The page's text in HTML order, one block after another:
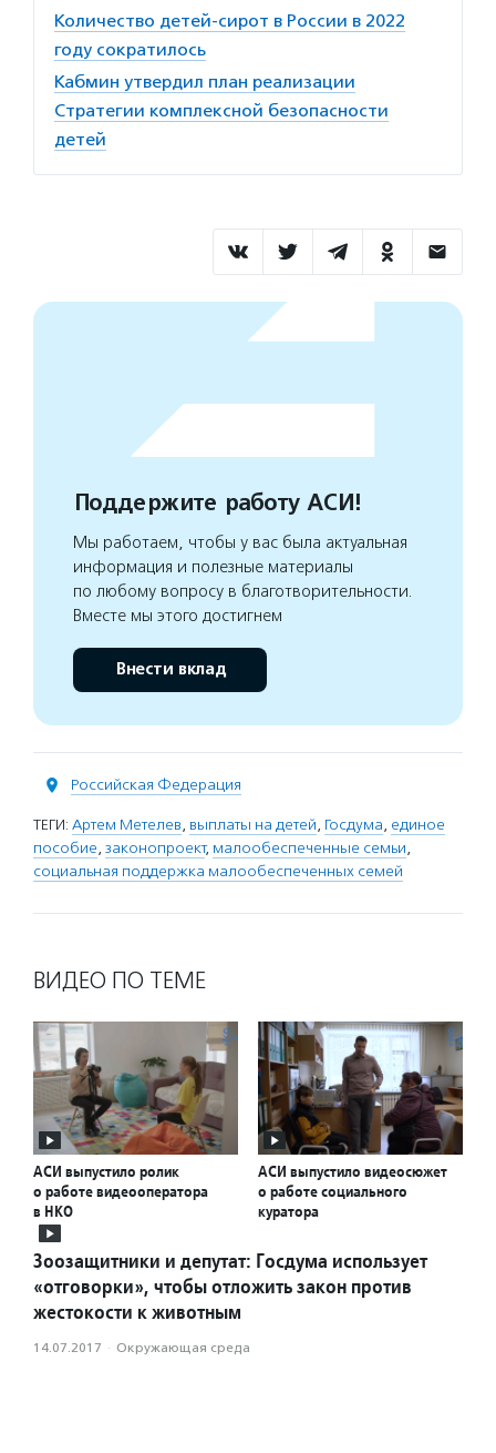
Количество детей-сирот в России в 2022
году сократилось
Кабмин утвердил план реализации
Стратегии комплексной безопасности
детей
Поддержите работу АСИ!
Мы работаем, чтобы у вас была актуальная
информация и полезные материалы
по любому вопросу в благотворительности.
Вместе мы этого достигнем
Внести вклад
Российская Федерация
ТЕГИ: Артем Метелев, выплаты на детей, Госдума, единое
пособие, законопроект, малообеспеченные семьи,
социальная поддержка малообеспеченных семей
ВИДЕО ПО ТЕМЕ
АСИ выпустило ролик
о работе видеооператора
в НКО
АСИ выпустило видеосюжет
о работе социального
куратора
Зоозащитники и депутат: Госдума использует
«отговорки», чтобы отложить закон против
жестокости к животным
14.07.2017 · Окружающая среда